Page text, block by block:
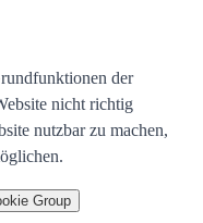
der
nicht richtig
nutzbar zu machen,
Group